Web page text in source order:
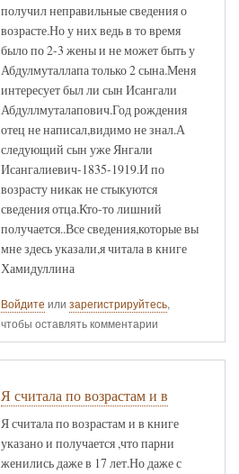
получил неправильные сведения о
возрасте.Но у них ведь в то время
было по 2-3 жены и не может быть у
Абдулмуталлапа только 2 сына.Меня
интересует был ли сын Исангали
Абдуллмуталапович.Год рождения
отец не написал,видимо не знал.А
следующий сын уже Янгали
Исангалиевич-1835-1919.И по
возрасту никак не стыкуются
сведения отца.Кто-то лишний
получается..Все сведения,которые вы
мне здесь указали,я читала в книге
Хамидуллина
Войдите или зарегистрируйтесь,
чтобы оставлять комментарии
Я считала по возрастам и в
Я считала по возрастам и в книге
указано и получается ,что парни
женились даже в 17 лет.Но даже с